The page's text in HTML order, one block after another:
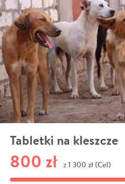
Tabletki na kleszcze
800 zł z 1 300 zł (Cel)